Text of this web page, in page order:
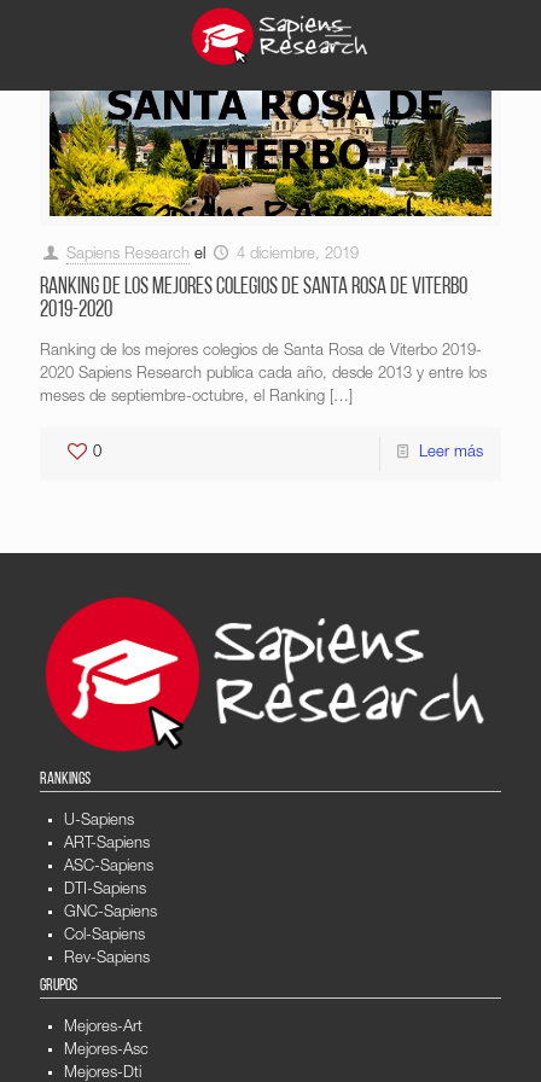
Sapiens Research el 4 diciembre, 2019
Ranking de los mejores colegios de Santa Rosa de Viterbo
2019-2020
Ranking de los mejores colegios de Santa Rosa de Viterbo 2019-
2020 Sapiens Research publica cada año, desde 2013 y entre los
meses de septiembre-octubre, el Ranking […]
0 Leer más
RANKINGS
U-Sapiens
ART-Sapiens
ASC-Sapiens
DTI-Sapiens
GNC-Sapiens
Col-Sapiens
Rev-Sapiens
GRUPOS
Mejores-Art
Mejores-Asc
Mejores-Dti